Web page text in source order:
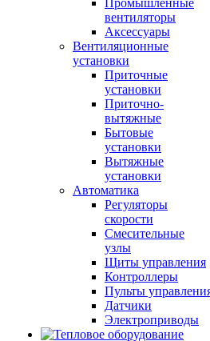
Промышленные
вентиляторы
Аксессуары
Вентиляционные
установки
Приточные
установки
Приточно-
вытяжные
Бытовые
установки
Вытяжные
установки
Автоматика
Регуляторы
скорости
Смесительные
узлы
Щиты управления
Контроллеры
Пульты
Датчики
Электроприводы